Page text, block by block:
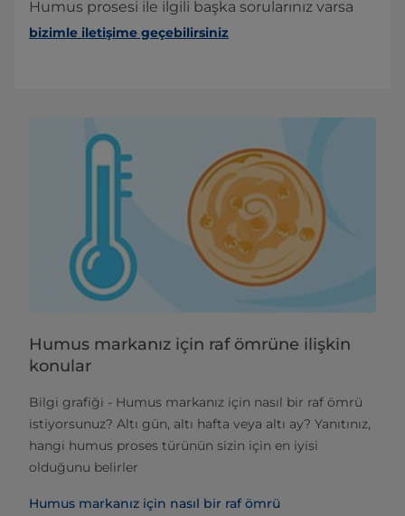
Humus prosesi ile ilgili başka sorularınız varsa
bizimle iletişime geçebilirsiniz
Humus markanız için raf ömrüne ilişkin
konular
Bilgi grafiği - Humus markanız için nasıl bir raf ömrü
istiyorsunuz? Altı gün, altı hafta veya altı ay? Yanıtınız,
hangi humus proses türünün sizin için en iyisi
olduğunu belirler
Humus markanız için nasıl bir raf ömrü